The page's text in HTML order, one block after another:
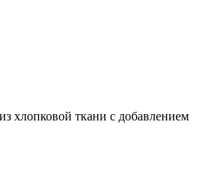
хлопковой ткани с добавлением